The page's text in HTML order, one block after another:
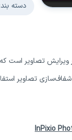
دسته
ویرایش تصاویر است
تصاویر
InPixio